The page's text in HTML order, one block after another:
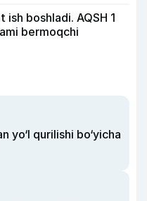
boshladi. AQSH 1
bermoqchi
yo‘l qurilishi bo‘yicha